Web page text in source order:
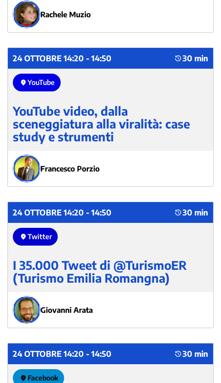
Rachele Muzio
24 OTTOBRE 14:20 - 14:50 30 min
YouTube
YouTube video, dalla
sceneggiatura alla viralità: case
study e strumenti
Francesco Porzio
24 OTTOBRE 14:20 - 14:50 30 min
Twitter
I 35.000 Tweet di @TurismoER
(Turismo Emilia Romangna)
Giovanni Arata
24 OTTOBRE 14:20 - 14:50 30 min
Facebook